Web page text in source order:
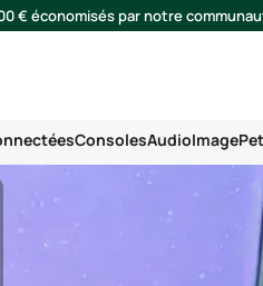
€ économisés par notre
ConsolesAudioImage